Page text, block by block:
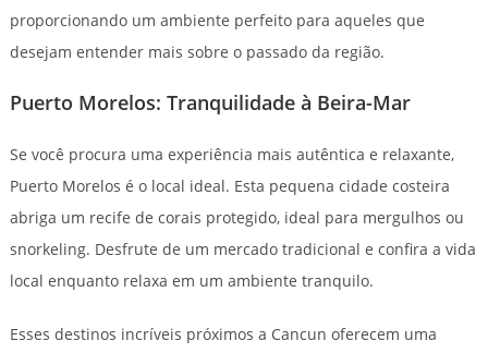
proporcionando um ambiente perfeito para aqueles que
desejam entender mais sobre o passado da região.
Puerto Morelos: Tranquilidade à Beira-Mar
Se você procura uma experiência mais autêntica e relaxante,
Puerto Morelos é o local ideal. Esta pequena cidade costeira
abriga um recife de corais protegido, ideal para mergulhos ou
snorkeling. Desfrute de um mercado tradicional e confira a vida
local enquanto relaxa em um ambiente tranquilo.
Esses destinos incríveis próximos a Cancun oferecem uma